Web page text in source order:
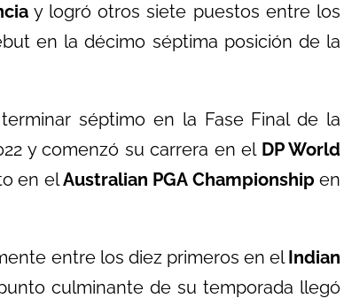
y logró otros siete puestos entre los
en la décimo séptima posición de la
séptimo en la Fase Final de la
y comenzó su carrera en el DP World
en elAustralian PGA Championship en
entre los diez primeros en elIndian
culminante de su temporada llegó